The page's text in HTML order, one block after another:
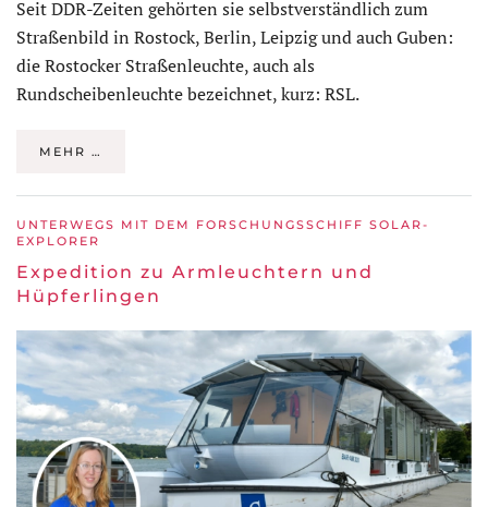
Seit DDR-Zeiten gehörten sie selbstverständlich zum
Straßenbild in Rostock, Berlin, Leipzig und auch Guben:
die Rostocker Straßenleuchte, auch als
Rundscheibenleuchte bezeichnet, kurz: RSL.
MEHR …
UNTERWEGS MIT DEM FORSCHUNGSSCHIFF SOLAR-
EXPLORER
Expedition zu Armleuchtern und
Hüpferlingen